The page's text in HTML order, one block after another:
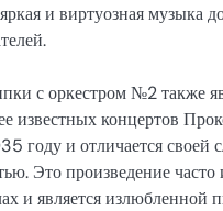
и виртуозная музыка
с оркестром №2 также
известных концертов
году и отличается своей
Это произведение часто
и является излюбленной